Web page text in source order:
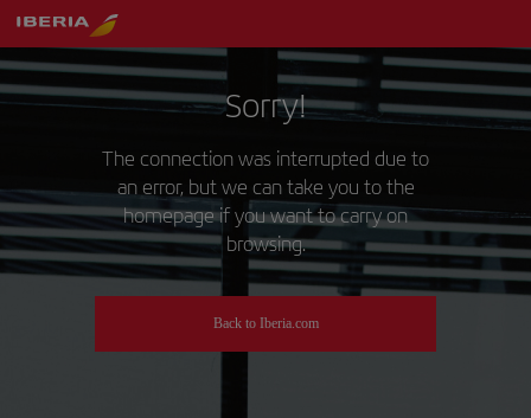
Sorry!
The connection was interrupted due to
an error, but we can take you to the
homepage if you want to carry on
browsing.
Back to Iberia.com